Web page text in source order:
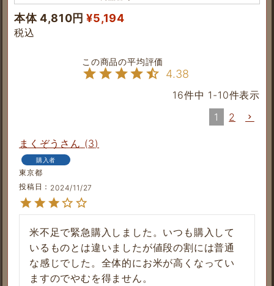
本体 4,810円 ¥5,194
税込
4.38
16件中 1 -10件表示
1
2
まくぞう 3
購入者
東京都
投稿日
2024/11/27
米不足で緊急購入しました。いつも購入して
いるものとは違いましたが値段の割には普通
な感じでした。全体的にお米が高くなってい
ますのでやむを得ません。